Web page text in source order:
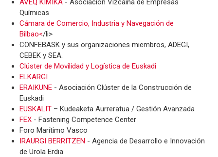
AVEQ KIMIKA - Asociación Vizcaína de Empresas
Químicas
Cámara de Comercio, Industria y Navegación de
Bilbao</li>
CONFEBASK y sus organizaciones miembros, ADEGI,
CEBEK y SEA.
Clúster de Movilidad y Logística de Euskadi
ELKARGI
ERAIKUNE - Asociación Clúster de la Construcción de
Euskadi
EUSKALIT – Kudeaketa Aurreratua / Gestión Avanzada
FEX - Fastening Competence Center
Foro Marítimo Vasco
IRAURGI BERRITZEN - Agencia de Desarrollo e Innovación
de Urola Erdia